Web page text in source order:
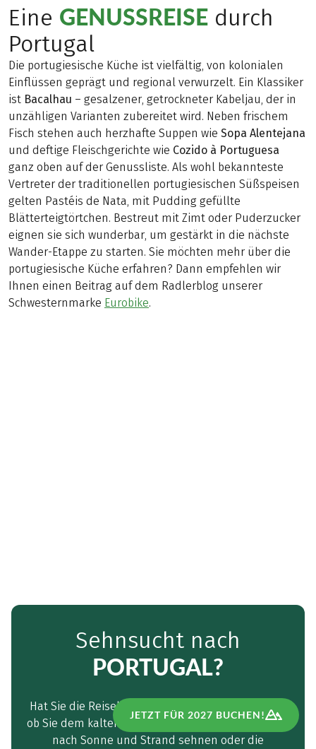
Eine GENUSSREISE durch
Portugal
Die portugiesische Küche ist vielfältig, von kolonialen
Einflüssen geprägt und regional verwurzelt. Ein Klassiker
ist Bacalhau – gesalzener, getrockneter Kabeljau, der in
unzähligen Varianten zubereitet wird. Neben frischem
Fisch stehen auch herzhafte Suppen wie Sopa Alentejana
und deftige Fleischgerichte wie Cozido à Portuguesa
ganz oben auf der Genussliste. Als wohl bekannteste
Vertreter der traditionellen portugiesischen Süßspeisen
gelten Pastéis de Nata, mit Pudding gefüllte
Blätterteigtörtchen. Bestreut mit Zimt oder Puderzucker
eignen sie sich wunderbar, um gestärkt in die nächste
Wander-Etappe zu starten. Sie möchten mehr über die
portugiesische Küche erfahren? Dann empfehlen wir
Ihnen einen Beitrag auf dem Radlerblog unserer
Schwesternmarke Eurobike.
Sehnsucht nach
PORTUGAL?
Hat Sie die Reiselust nach Portugal gepackt? Egal
ob Sie dem kalten Winter entfliehen möchten, sich
nach Sonne und Strand sehnen oder die
JETZT FÜR 2027 BUCHEN!